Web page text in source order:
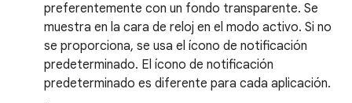
preferentemente con un fondo transparente. Se
muestra en la cara de reloj en el modo activo. Si no
se proporciona, se usa el ícono de notificación
predeterminado. El ícono de notificación
predeterminado es diferente para cada aplicación.